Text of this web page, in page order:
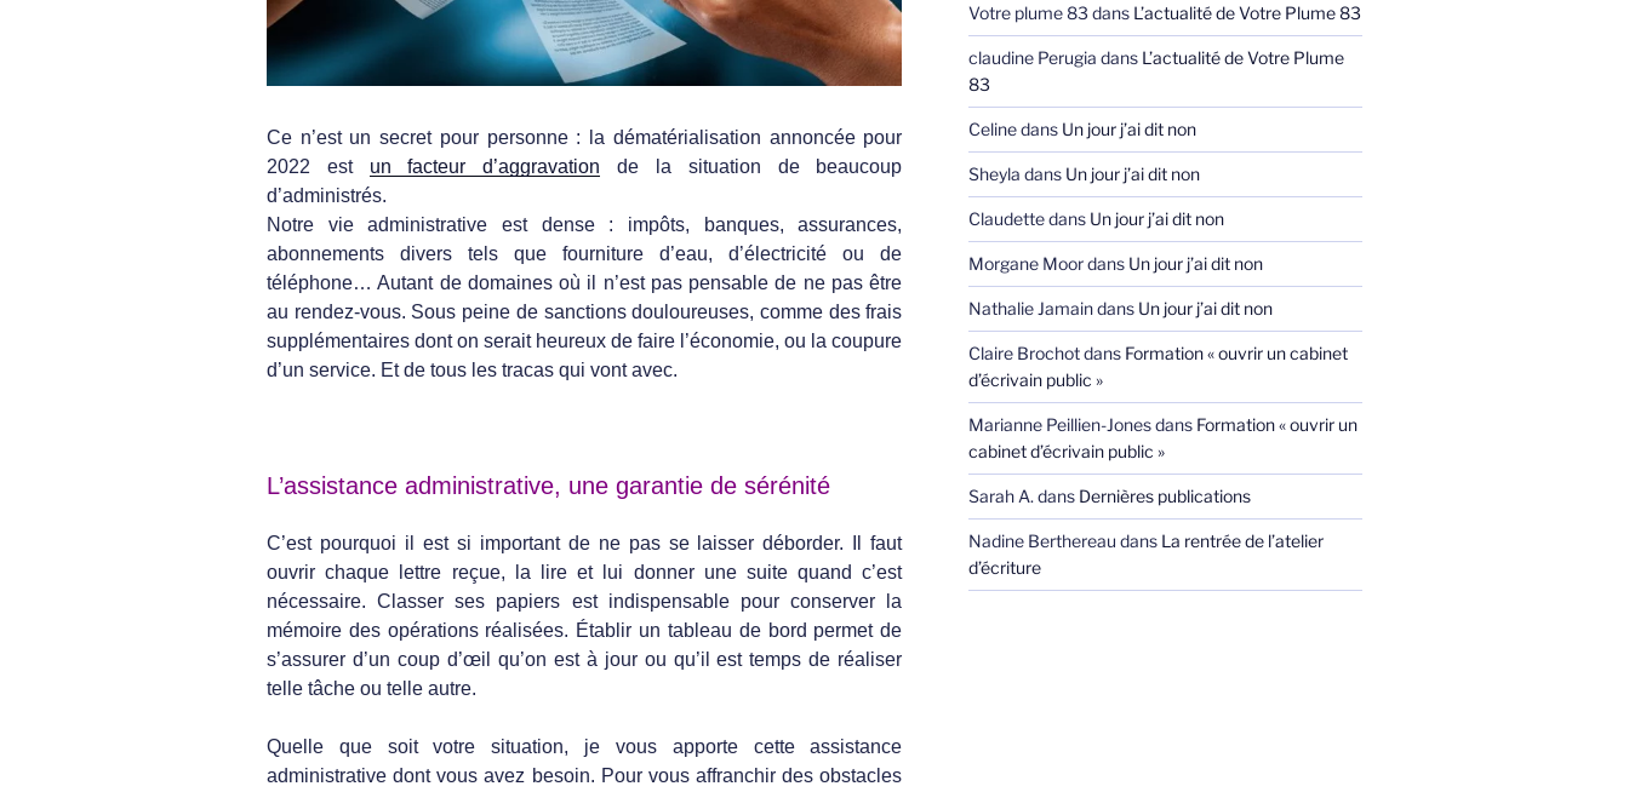
Ce n’est un secret pour personne : la dématérialisation annoncée pour
2022 est un facteur d’aggravation de la situation de beaucoup
d’administrés.
Notre vie administrative est dense : impôts, banques, assurances,
abonnements divers tels que fourniture d’eau, d’électricité ou de
téléphone… Autant de domaines où il n’est pas pensable de ne pas être
au rendez-vous. Sous peine de sanctions douloureuses, comme des frais
supplémentaires dont on serait heureux de faire l’économie, ou la coupure
d’un service. Et de tous les tracas qui vont avec.
L’assistance administrative, une garantie de sérénité
C’est pourquoi il est si important de ne pas se laisser déborder. Il faut
ouvrir chaque lettre reçue, la lire et lui donner une suite quand c’est
nécessaire. Classer ses papiers est indispensable pour conserver la
mémoire des opérations réalisées. Établir un tableau de bord permet de
s’assurer d’un coup d’œil qu’on est à jour ou qu’il est temps de réaliser
telle tâche ou telle autre.
Quelle que soit votre situation, je vous apporte cette assistance
administrative dont vous avez besoin. Pour vous affranchir des obstacles
Votre plume 83 dans L’actualité de Votre Plume 83
claudine Perugia dans L’actualité de Votre Plume
83
Celinedans Un jour j’ai dit non
Sheyla dans Un jour j’ai dit non
Claudettedans Un jour j’ai dit non
Morgane Moordans Un jour j’ai dit non
Nathalie Jamaindans Un jour j’ai dit non
Claire Brochotdans Formation « ouvrir un cabinet
d’écrivain public »
Marianne Peillien-Jonesdans Formation « ouvrir un
cabinet d’écrivain public »
Sarah A. dans Dernières publications
Nadine Berthereau dans La rentrée de l’atelier
d’écriture